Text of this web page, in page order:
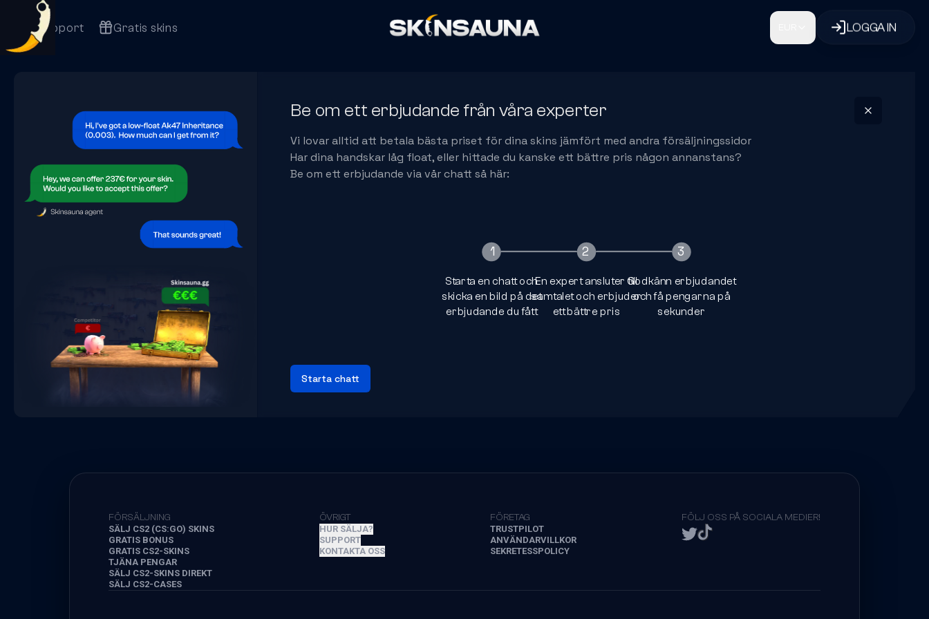
Support Gratis skins LOGGA IN
Be om ett erbjudande från våra experter
Vi lovar alltid att betala bästa priset för dina skins jämfört med andra försäljningssidor
Har dina handskar låg float, eller hittade du kanske ett bättre pris någon annanstans?
Be om ett erbjudande via vår chatt så här:
1
Starta en chatt och
skicka en bild på det
erbjudande du fått
2
En expert ansluter till
samtalet och erbjuder
ett bättre pris
3
Godkänn erbjudandet
och få pengarna på
sekunder
Starta chatt
FÖRSÄLJNING
SÄLJ CS2 (CS:GO) SKINS
GRATIS BONUS
GRATIS CS2-SKINS
TJÄNA PENGAR
SÄLJ CS2-SKINS DIREKT
SÄLJ CS2-CASES
ÖVRIGT
HUR SÄLJA?
SUPPORT
KONTAKTA OSS
FÖRETAG
TRUSTPILOT
ANVÄNDARVILLKOR
SEKRETESSPOLICY
FÖLJ OSS PÅ SOCIALA MEDIER!